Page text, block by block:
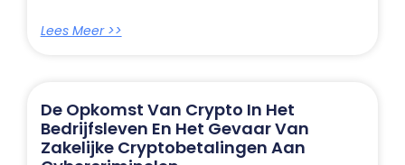
Lees Meer >>
De Opkomst Van Crypto In Het
Bedrijfsleven En Het Gevaar Van
Zakelijke Cryptobetalingen Aan